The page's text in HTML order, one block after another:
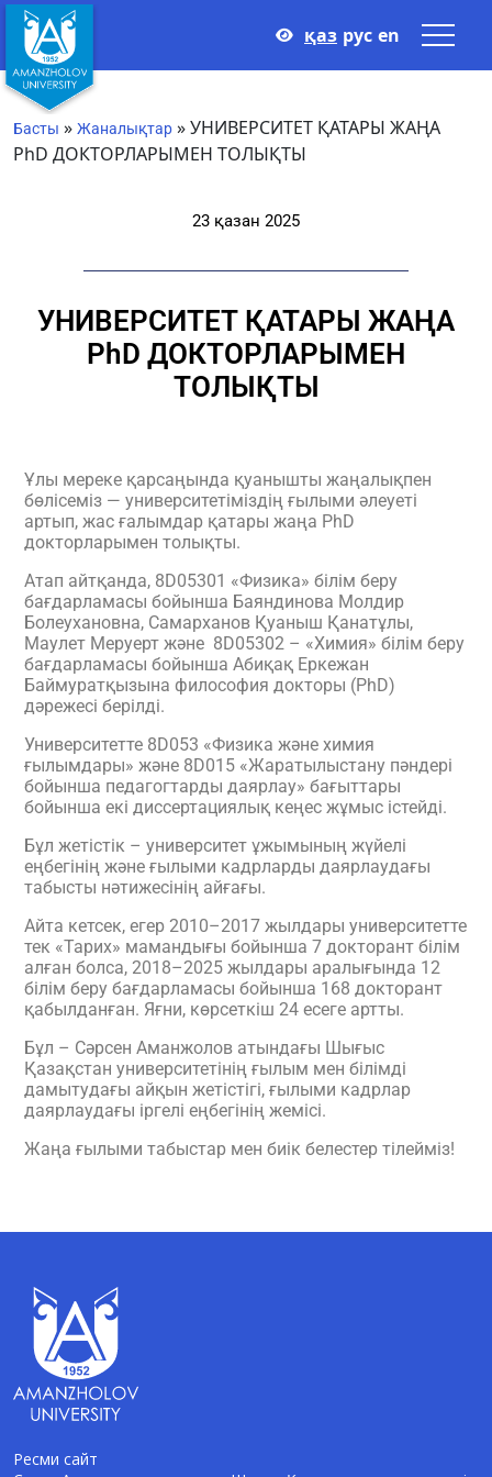
қаз рус en
Басты » Жаналықтар »УНИВЕРСИТЕТ ҚАТАРЫ ЖАҢА
PhD ДОКТОРЛАРЫМЕН ТОЛЫҚТЫ
23 қазан 2025
УНИВЕРСИТЕТ ҚАТАРЫ ЖАҢА
PhD ДОКТОРЛАРЫМЕН
ТОЛЫҚТЫ
Ұлы мереке қарсаңында қуанышты жаңалықпен
бөлісеміз — университетіміздің ғылыми әлеуеті
артып, жас ғалымдар қатары жаңа PhD
докторларымен толықты.
Атап айтқанда, 8D05301 «Физика» білім беру
бағдарламасы бойынша Баяндинова Молдир
Болеухановна, Самарханов Қуаныш Қанатұлы,
Маулет Меруерт және 8D05302 – «Химия» білім беру
бағдарламасы бойынша Абиқақ Еркежан
Баймуратқызына философия докторы (PhD)
дәрежесі берілді.
Университетте 8D053 «Физика және химия
ғылымдары» және 8D015 «Жаратылыстану пәндері
бойынша педагогтарды даярлау» бағыттары
бойынша екі диссертациялық кеңес жұмыс істейді.
Бұл жетістік – университет ұжымының жүйелі
еңбегінің және ғылыми кадрларды даярлаудағы
табысты нәтижесінің айғағы.
Айта кетсек, егер 2010–2017 жылдары университетте
тек «Тарих» мамандығы бойынша 7 докторант білім
алған болса, 2018–2025 жылдары аралығында 12
білім беру бағдарламасы бойынша 168 докторант
қабылданған. Яғни, көрсеткіш 24 есеге артты.
Бұл – Сәрсен Аманжолов атындағы Шығыс
Қазақстан университетінің ғылым мен білімді
дамытудағы айқын жетістігі, ғылыми кадрлар
даярлаудағы іргелі еңбегінің жемісі.
Жаңа ғылыми табыстар мен биік белестер тілейміз!
Ресми сайт